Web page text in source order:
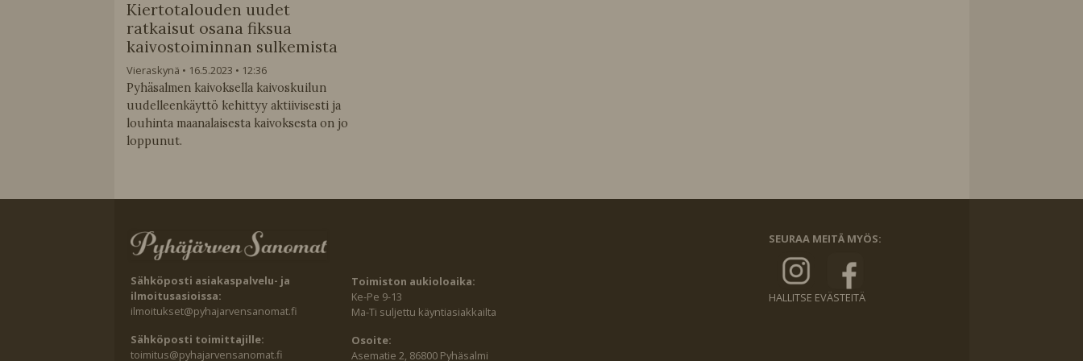
Kiertotalouden uudet
ratkaisut osana fiksua
kaivostoiminnan sulkemista
Vieraskynä 16.5.2023
12:36
Pyhäsalmen kaivoksella kaivoskuilun
uudelleenkäyttö kehittyy aktiivisesti ja
louhinta maanalaisesta kaivoksesta on jo
loppunut.
Sähköposti asiakaspalvelu- ja
ilmoitusasioissa:
ilmoitukset@pyhajarvensanomat.fi
Sähköposti toimittajille:
toimitus@pyhajarvensanomat.fi
Toimiston aukioloaika:
Ke-Pe 9-13
Ma-Ti suljettu käyntiasiakkailta
Osoite:
Asematie 2, 86800 Pyhäsalmi
SEURAA MEITÄ MYÖS:
HALLITSE EVÄSTEITÄ